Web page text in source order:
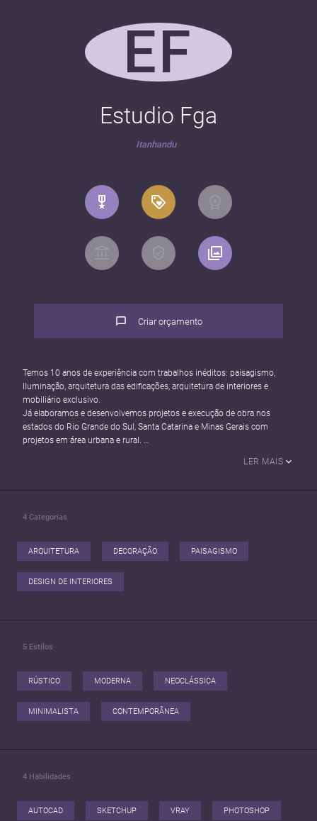
EF
Estudio Fga
Itanhandu
Criar orçamento
Temos 10 anos de experiência com trabalhos inéditos: paisagismo,
Iluminação, arquitetura das edificações, arquitetura de interiores e
mobiliário exclusivo.
Já elaboramos e desenvolvemos projetos e execução de obra nos
estados do Rio Grande do Sul, Santa Catarina e Minas Gerais com
projetos em área urbana e rural.
LER MAIS
4 Categorias
ARQUITETURA DECORAÇÃO PAISAGISMO
DESIGN DE INTERIORES
5 Estilos
RÚSTICO MODERNA NEOCLÁSSICA
MINIMALISTA CONTEMPORÂNEA
4 Habilidades
AUTOCAD SKETCHUP VRAY PHOTOSHOP